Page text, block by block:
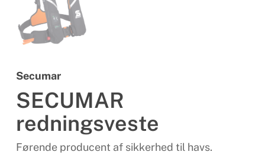
Secumar
SECUMAR
redningsveste
Førende producent af sikkerhed til havs.